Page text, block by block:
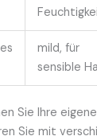
mild, für
sensible
Sie Ihre eigene
Sie mit